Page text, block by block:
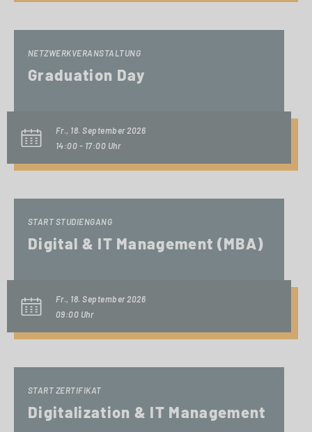
NETZWERKVERANSTALTUNG
Graduation Day
Fr., 18. September 2026
14:00 - 17:00 Uhr
START STUDIENGANG
Digital & IT Management (MBA)
Fr., 18. September 2026
09:00 Uhr
START ZERTIFIKAT
Digitalization & IT Management